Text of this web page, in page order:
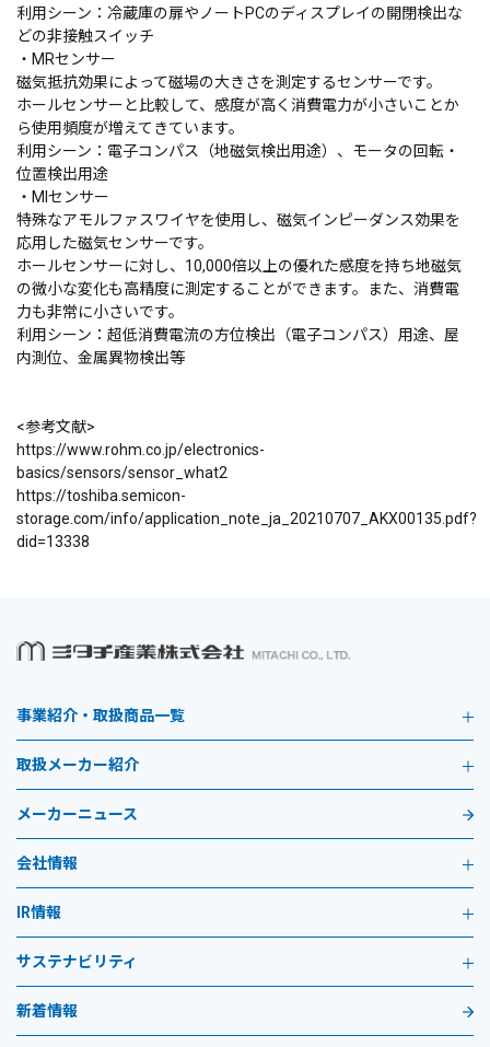
利用シーン：冷蔵庫の扉やノートPCのディスプレイの開閉検出な
どの非接触スイッチ
・MRセンサー
磁気抵抗効果によって磁場の大きさを測定するセンサーです。
ホールセンサーと比較して、感度が高く消費電力が小さいことか
ら使用頻度が増えてきています。
利用シーン：電子コンパス（地磁気検出用途）、モータの回転・
位置検出用途
・MIセンサー
特殊なアモルファスワイヤを使用し、磁気インピーダンス効果を
応用した磁気センサーです。
ホールセンサーに対し、10,000倍以上の優れた感度を持ち地磁気
の微小な変化も高精度に測定することができます。また、消費電
力も非常に小さいです。
利用シーン：超低消費電流の方位検出（電子コンパス）用途、屋
内測位、金属異物検出等
<参考文献>
https://www.rohm.co.jp/electronics-
basics/sensors/sensor_what2
https://toshiba.semicon-
storage.com/info/application_note_ja_20210707_AKX00135.pdf?
did=13338
事業紹介・取扱商品一覧
取扱メーカー紹介
メーカーニュース
会社情報
IR情報
サステナビリティ
新着情報